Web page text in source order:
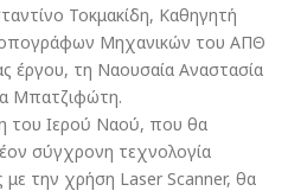
Τοκμακίδη, Καθηγητή
Μηχανικών του ΑΠΘ
έργου, τη Ναουσαία Αναστασία
Μπατζιφώτη.
του Ιερού Ναού, που θα
σύγχρονη τεχνολογία
την χρήση Laser Scanner, θα